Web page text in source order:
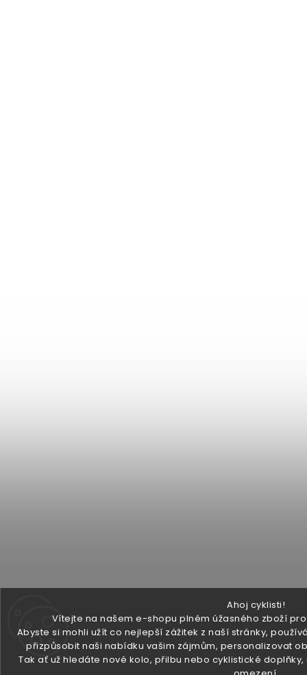
Ahoj cyklisti!
Vítejte na našem e-shopu plném úžasného zboží
Abyste si mohli užít co nejlepší zážitek z naší stránky,
přizpůsobit naši nabídku vašim zájmům, personalizovat
Tak ať už hledáte nové kolo, přilbu nebo cyklistické